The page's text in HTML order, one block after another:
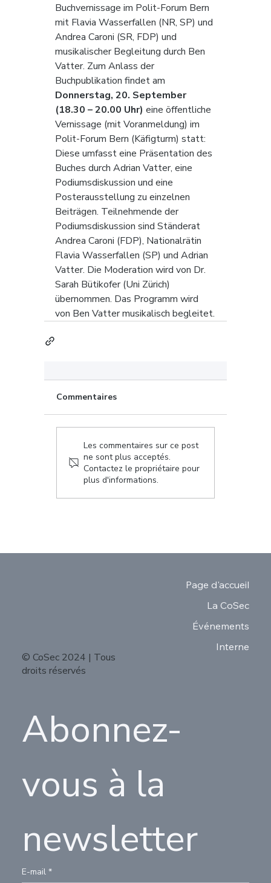
Buchvernissage im Polit-Forum Bern
mit Flavia Wasserfallen (NR, SP) und
Andrea Caroni (SR, FDP) und
musikalischer Begleitung durch Ben
Vatter. Zum Anlass der
Buchpublikation findet am
Donnerstag, 20. September
(18.30 – 20.00 Uhr) eine öffentliche
Vernissage (mit Voranmeldung) im
Polit-Forum Bern (Käfigturm) statt:
Diese umfasst eine Präsentation des
Buches durch Adrian Vatter, eine
Podiumsdiskussion und eine
Posterausstellung zu einzelnen
Beiträgen. Teilnehmende der
Podiumsdiskussion sind Ständerat
Andrea Caroni (FDP), Nationalrätin
Flavia Wasserfallen (SP) und Adrian
Vatter. Die Moderation wird von Dr.
Sarah Bütikofer (Uni Zürich)
übernommen. Das Programm wird
von Ben Vatter musikalisch begleitet.
Commentaires
Les commentaires sur ce post
ne sont plus acceptés.
Contactez le propriétaire pour
plus d'informations.
© CoSec 2024 | Tous
droits réservés
Abonnez-
vous à la
newsletter
E-mail *
Page d'accueil
La CoSec
Événements
Interne